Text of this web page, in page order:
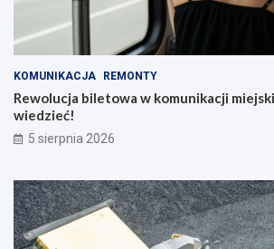
KOMUNIKACJA REMONTY
Rewolucja biletowa w komunikacji
wiedzieć!
5 sierpnia 2026